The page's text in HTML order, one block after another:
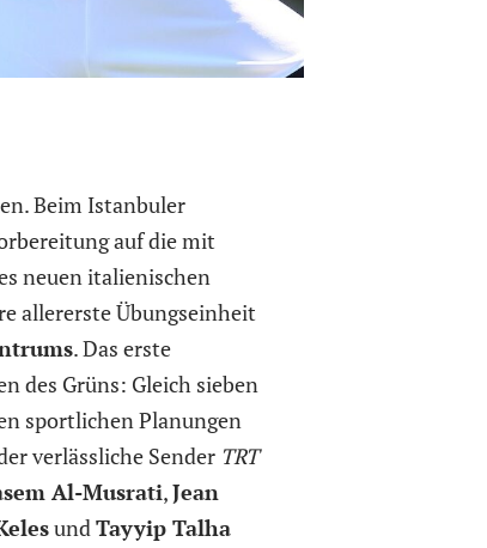
Beim Istanbuler
auf die mit
neuen italienischen
allererste Übungseinheit
. Das erste
des Grüns: Gleich sieben
sportlichen Planungen
verlässliche Sender TRT
Al-Musrati,Jean
undTayyip Talha